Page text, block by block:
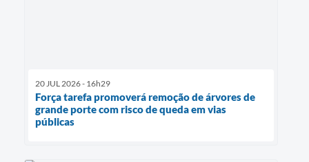
20 JUL 2026 - 16h29
Força tarefa promoverá remoção de árvores de
grande porte com risco de queda em vias
públicas